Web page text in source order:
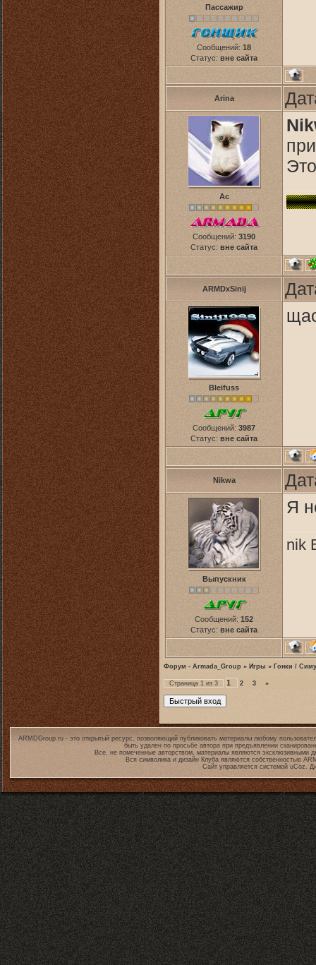
Пассажир
Сообщений: 18
Статус: вне сайта
Arina
Ас
Сообщений: 3190
Статус: вне сайта
ARMDxSinij
Bleifuss
Сообщений: 3987
Статус: вне сайта
Nikwa
Выпускник
Сообщений: 152
Статус: вне сайта
Я
nik
Форум - Armada_Group » Игры » Гонки /
Страница 1 из 3 1 2 3 »
ARMDGroup.ru - это открытый ресурс, позволяющий публиковать материалы любому
быть удален по просьбе автора при предъявлении
Все, не помеченные авторством, материалы являются эксклюзивными
Вся символика и дизайн Клуба являются собственностью
Сайт управляется системой uCoz.